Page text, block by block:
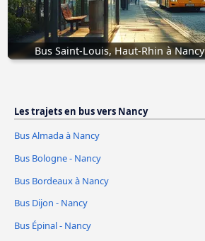
Bus Saint-Louis, Haut-Rhin à Nancy
Les trajets en bus vers Nancy
Bus Almada à Nancy
Bus Bologne - Nancy
Bus Bordeaux à Nancy
Bus Dijon - Nancy
Bus Épinal - Nancy